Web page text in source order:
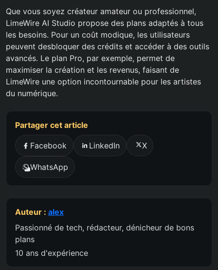
Que vous soyez créateur amateur ou professionnel,
LimeWire AI Studio propose des plans adaptés à tous
les besoins. Pour un coût modique, les utilisateurs
peuvent desbloquer des crédits et accéder à des outils
avancés. Le plan Pro, par exemple, permet de
maximiser la création et les revenus, faisant de
LimeWire une option incontournable pour les artistes
du numérique.
Partager cet article
Facebook LinkedIn X
WhatsApp
Auteur : alex
Passionné de tech, rédacteur, dénicheur de bons
plans
10 ans d'expérience